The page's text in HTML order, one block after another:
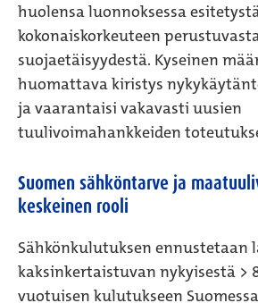
huolensa luonnoksessa
kokonaiskorkeuteen
suojaetäisyydestä. Kyseinen
huomattava kiristys
ja vaarantaisi vakavasti uusien
tuulivoimahankkeiden
Suomen sähköntarve ja
keskeinen rooli
Sähkönkulutuksen ennustetaan
kaksinkertaistuvan nykyisestä >
vuotuisen kulutukseen